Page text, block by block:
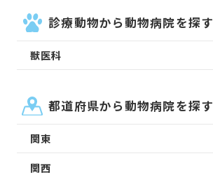
診療動物から動物病院を探す
獣医科
都道府県から動物病院を探す
関東
関西